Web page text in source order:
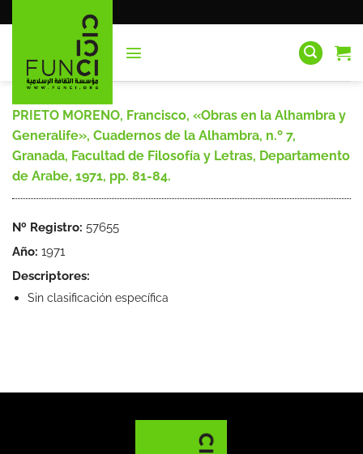
al
PRIETO MORENO, Francisco, «Obras en la Alhambra y
Generalife», Cuadernos de la Alhambra, n.º 7,
Granada, Facultad de Filosofía y Letras, Departamento
de Arabe, 1971, pp. 81-84.
Nº Registro: 57655
Año: 1971
Descriptores:
Sin clasificación específica